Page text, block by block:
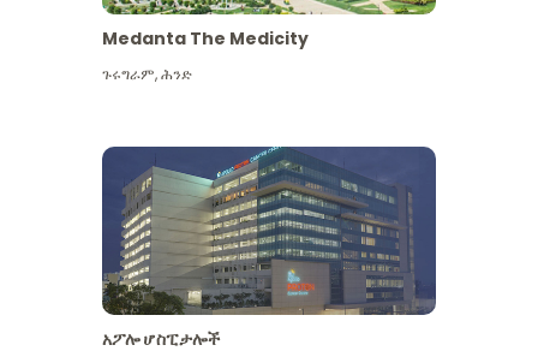
Medanta The Medicity
ጉሩግራም,ሕንድ
አፖሎ ሆስፒታሎች